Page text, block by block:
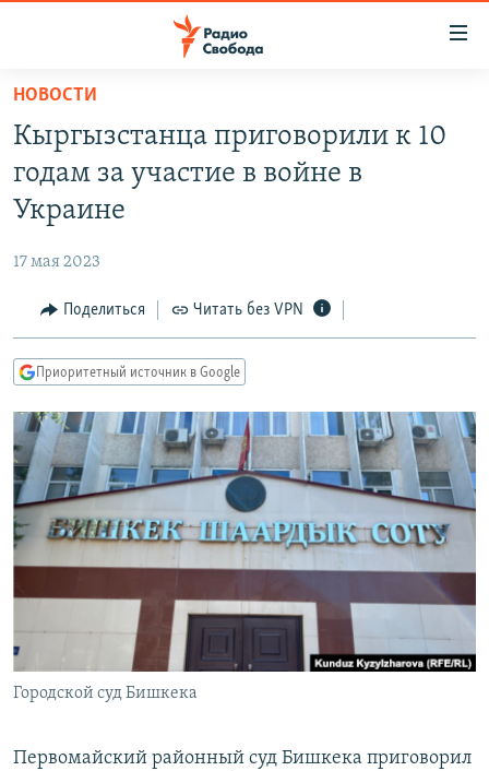
упрощенного
доступа
основному
Вернутся
Вернутся
поиску
ПОДКАСТЫ
АВТОРСКИЕ ПРОЕКТЫ
МНЕНИЯ
КУЛЬТУРА
КАВКАЗ.РЕАЛИИ
СЕВЕР.РЕАЛИИ
СИБИРЬ.РЕАЛИИ
РАСПИСАНИЕ ВЕЩАНИЯ
ПОДПИШИТЕСЬ НА РАССЫЛКУ
СОЦИАЛЬНЫЕ СЕТИ
Все сайты РСЕ/РС
НОВОСТИ
Кыргызстанца приговорили к 10
годам за участие в войне в
Украине
17 мая 2023
Поделиться Читать без VPN
Приоритетный источник в Google
Городской суд Бишкека
Первомайский районный суд Бишкека приговорил